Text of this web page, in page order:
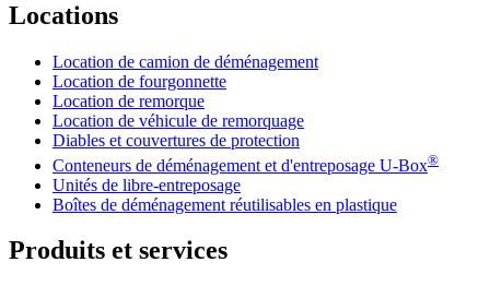
Locations
Location de camion de déménagement
Location de fourgonnette
Location de remorque
Location de véhicule de remorquage
Diables et couvertures de protection
Conteneurs de déménagement et d'entreposage U-Box®
Unités de libre-entreposage
Boîtes de déménagement réutilisables en plastique
Produits et services